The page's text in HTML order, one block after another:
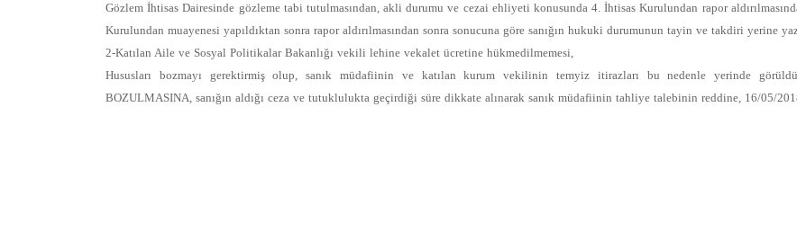
Gözlem İhtisas Dairesinde gözleme tabi tutulmasından, akli durumu ve cezai ehliyeti konusunda 4. İhtisas Kurulundan rapor
Kurulundan muayenesi yapıldıktan sonra rapor aldırılmasından sonra sonucuna göre sanığın hukuki durumunun tayin ve takdiri yerine
2-Katılan Aile ve Sosyal Politikalar Bakanlığı vekili lehine vekalet ücretine hükmedilmemesi,
Hususları bozmayı gerektirmiş olup, sanık müdafiinin ve katılan kurum vekilinin temyiz itirazları bu nedenle yerinde
BOZULMASINA, sanığın aldığı ceza ve tutuklulukta geçirdiği süre dikkate alınarak sanık müdafiinin tahliye talebinin reddine, 16/05/